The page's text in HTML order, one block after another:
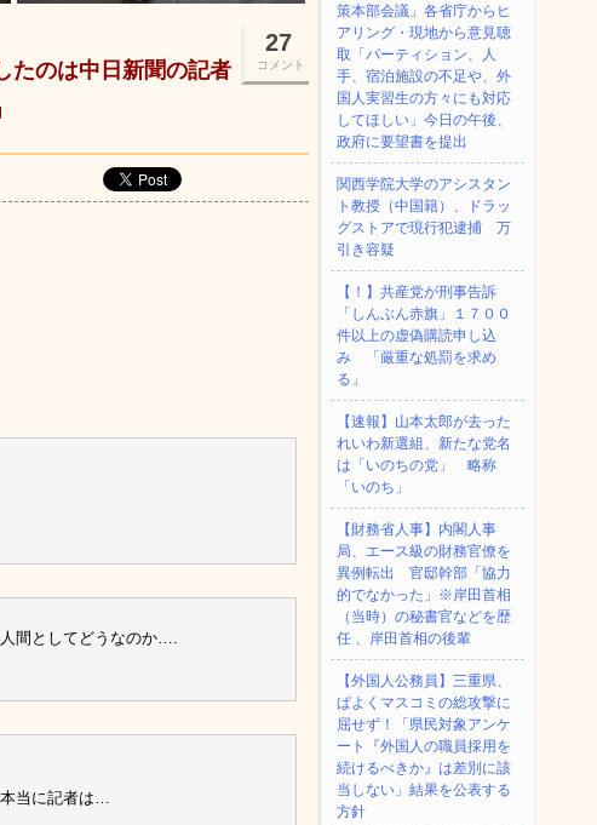
27
コメント
たのは中日新聞の記者
間としてどうなのか….
当に記者は…
策本部会議」各省庁からヒ
アリング・現地から意見聴
取「パーティション、人
手、宿泊施設の不足や、外
国人実習生の方々にも対応
してほしい」今日の午後、
政府に要望書を提出
関西学院大学のアシスタン
ト教授（中国籍）、ドラッ
グストアで現行犯逮捕 万
引き容疑
【！】共産党が刑事告訴
「しんぶん赤旗」１７００
件以上の虚偽購読申し込
み 「厳重な処罰を求め
る」
【速報】山本太郎が去った
れいわ新選組、新たな党名
は「いのちの党」 略称
「いのち」
【財務省人事】内閣人事
局、エース級の財務官僚を
異例転出 官邸幹部「協力
的でなかった」※岸田首相
（当時）の秘書官などを歴
任 、岸田首相の後輩
【外国人公務員】三重県、
ぱよくマスコミの総攻撃に
屈せず！「県民対象アンケ
ート『外国人の職員採用を
続けるべきか』は差別に該
当しない」結果を公表する
方針